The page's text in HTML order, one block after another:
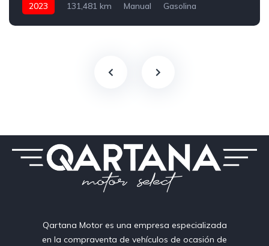
2023 131,481 km Manual
Gasolina
Qartana Motor es una empresa especializada
en la compraventa de vehículos de ocasión de